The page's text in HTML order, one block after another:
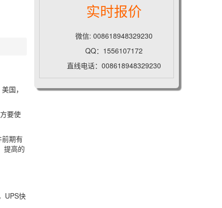
国，
要使
前期有
提高的
UPS快
实时报价
微信: 008618948329230
QQ：1556107172
直线电话：008618948329230